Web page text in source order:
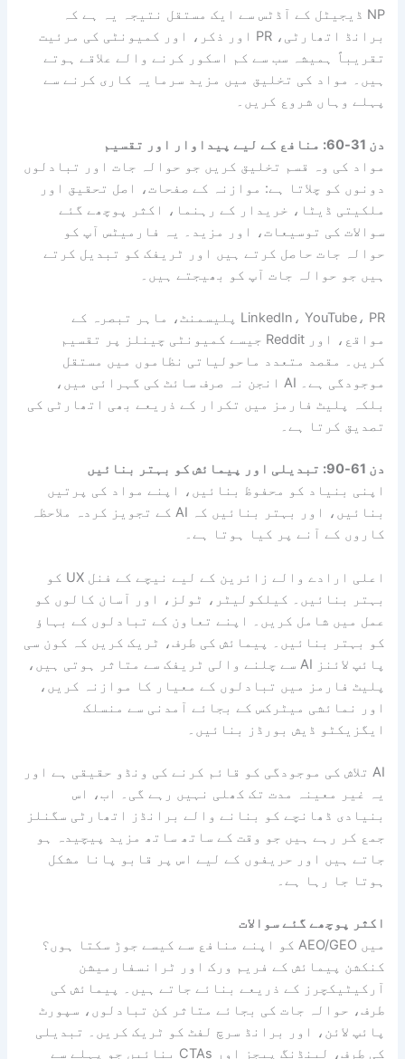
NP ڈیجیٹل کے آڈٹس سے ایک مستقل نتیجہ یہ ہے کہ
برانڈ اتھارٹی، PR اور ذکر، اور کمیونٹی کی مرئیت
تقریباً ہمیشہ سب سے کم اسکور کرنے والے علاقے ہوتے
ہیں۔ مواد کی تخلیق میں مزید سرمایہ کاری کرنے سے
پہلے وہاں شروع کریں۔
دن 31-60: منافع کے لیے پیداوار اور تقسیم
مواد کی وہ قسم تخلیق کریں جو حوالہ جات اور تبادلوں
دونوں کو چلاتا ہے: موازنہ کے صفحات، اصل تحقیق اور
ملکیتی ڈیٹا، خریدار کے رہنما، اکثر پوچھے گئے
سوالات کی توسیعات، اور مزید۔ یہ فارمیٹس آپ کو
حوالہ جات حاصل کرتے ہیں اور ٹریفک کو تبدیل کرتے
ہیں جو حوالہ جات آپ کو بھیجتے ہیں۔
LinkedIn، YouTube، PR پلیسمنٹ، ماہر تبصرہ کے
مواقع، اور Reddit جیسے کمیونٹی چینلز پر تقسیم
کریں۔ مقصد متعدد ماحولیاتی نظاموں میں مستقل
موجودگی ہے۔ AI انجن نہ صرف سائٹ کی گہرائی میں،
بلکہ پلیٹ فارمز میں تکرار کے ذریعے بھی اتھارٹی کی
تصدیق کرتا ہے۔
دن 61-90: تبدیلی اور پیمائش کو بہتر بنائیں
اپنی بنیاد کو محفوظ بنائیں، اپنے مواد کی پرتیں
بنائیں، اور بہتر بنائیں کہ AI کے تجویز کردہ ملاحظہ
کاروں کے آنے پر کیا ہوتا ہے۔
اعلی ارادے والے زائرین کے لیے نیچے کے فنل UX کو
بہتر بنائیں۔ کیلکولیٹر، ٹولز، اور آسان کالوں کو
عمل میں شامل کریں۔ اپنے تعاون کے تبادلوں کے بہاؤ
کو بہتر بنائیں۔ پیمائش کی طرف، ٹریک کریں کہ کون سی
پائپ لائنز AI سے چلنے والی ٹریفک سے متاثر ہوتی ہیں،
پلیٹ فارمز میں تبادلوں کے معیار کا موازنہ کریں،
اور نمائشی میٹرکس کے بجائے آمدنی سے منسلک
ایگزیکٹو ڈیش بورڈز بنائیں۔
AI تلاش کی موجودگی کو قائم کرنے کی ونڈو حقیقی ہے اور
یہ غیر معینہ مدت تک کھلی نہیں رہے گی۔ اب، اس
بنیادی ڈھانچے کو بنانے والے برانڈز اتھارٹی سگنلز
جمع کر رہے ہیں جو وقت کے ساتھ ساتھ مزید پیچیدہ ہو
جاتے ہیں اور حریفوں کے لیے اس پر قابو پانا مشکل
ہوتا جا رہا ہے۔
اکثر پوچھے گئے سوالات
میں AEO/GEO کو اپنے منافع سے کیسے جوڑ سکتا ہوں؟
کنکشن پیمائش کے فریم ورک اور ٹرانسفارمیشن
آرکیٹیکچرز کے ذریعے بنائے جاتے ہیں۔ پیمائش کی
طرف، حوالہ جات کی بجائے متاثر کن تبادلوں، سپورٹ
پائپ لائن، اور برانڈ سرچ لفٹ کو ٹریک کریں۔ تبدیلی
کی طرف، لینڈنگ پیجز اور CTAs بنائیں جو پہلے سے